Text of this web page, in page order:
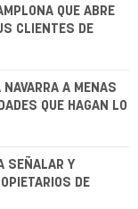
QUE ABRE
CLIENTES DE
NAVARRA A MENAS
QUE HAGAN LO
SEÑALAR Y
DE